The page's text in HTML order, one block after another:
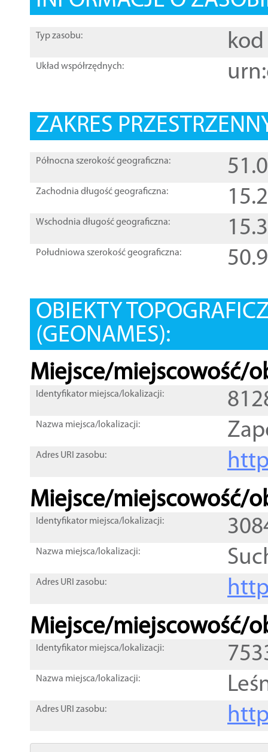
Typ zasobu: kod
Układ współrzędnych:
ZAKRES
Północna szerokość geograficzna:
Zachodnia długość geograficzna:
Wschodnia długość geograficzna:
Południowa szerokość geograficzna:
OBIEKTY
(GEONAMES):
Miejsce/miejscowość/
Identyfikator miejsca/lokalizacji:
Nazwa miejsca/lokalizacji:
Adres URI zasobu:
Miejsce/miejscowość/
Identyfikator miejsca/lokalizacji:
Nazwa miejsca/lokalizacji:
Adres URI zasobu:
Miejsce/miejscowość/
Identyfikator miejsca/lokalizacji:
Nazwa miejsca/lokalizacji:
Adres URI zasobu: